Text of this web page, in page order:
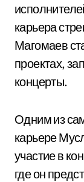
карьера
Магомаев
проектах,
концерты.
Одним из
карьере
участие в
где он